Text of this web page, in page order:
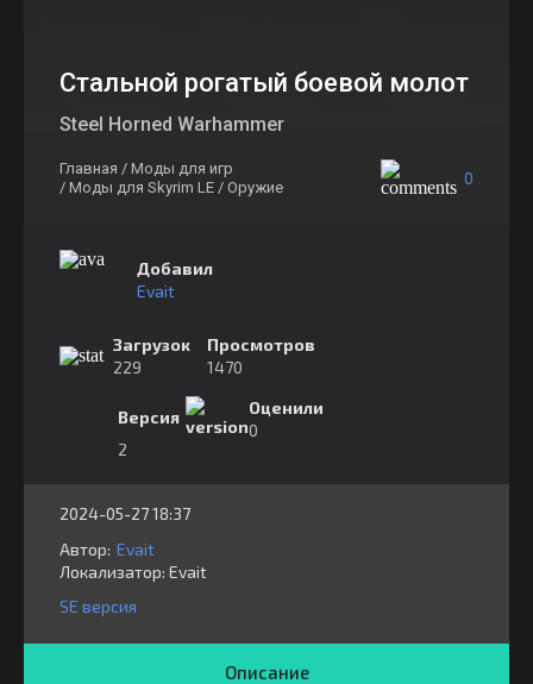
Стальной рогатый боевой молот
Steel Horned Warhammer
Главная / Моды для игр
/ Моды для Skyrim LE / Оружие 0
Добавил
Evait
Загрузок
229
Просмотров
1470
Версия
2
Оценили
0
2024-05-27 18:37
Автор: Evait
Локализатор: ⁣⁣⁣Evait
SE версия
Описание